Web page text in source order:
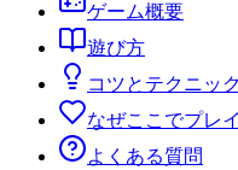
ゲーム概要
遊び方
コツとテクニック
なぜここでプレ
よくある質問